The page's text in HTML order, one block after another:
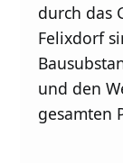
durch das
Felixdorf
und den
gesamten